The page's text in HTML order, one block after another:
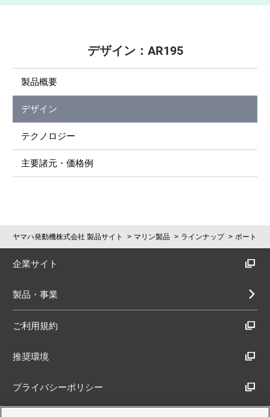
デザイン：AR195
製品概要
デザイン
テクノロジー
主要諸元・価格例
ヤマハ発動機株式会社 製品サイト マリン製品 ラインナップ ボート
企業サイト
製品・事業
ご利用規約
推奨環境
プライバシーポリシー